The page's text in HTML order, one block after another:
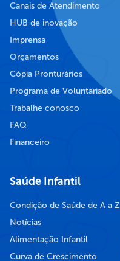
Canais de Atendimento
HUB de inovação
Imprensa
Orçamentos
Cópia Pronturários
Programa de Voluntariado
Trabalhe conosco
FAQ
Financeiro
Saúde Infantil
Condição de Saúde de A a Z
Notícias
Alimentação Infantil
Curva de Crescimento